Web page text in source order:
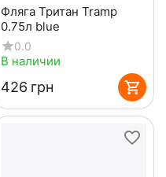
Фляга Тритан Tramp
0.75л blue
0.0
В наличии
‍426‍ грн